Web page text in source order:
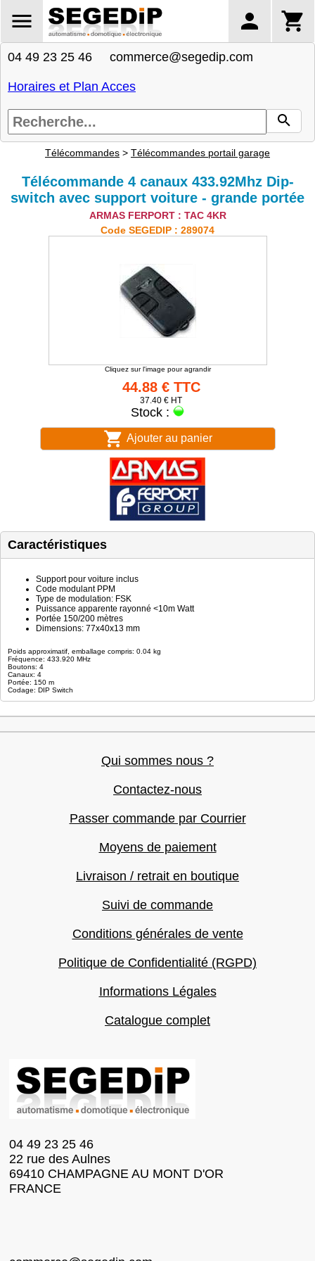
04 49 23 25 46 commerce@segedip.com
Horaires et Plan Acces
Télécommandes > Télécommandes portail garage
Télécommande 4 canaux 433.92Mhz Dip-
switch avec support voiture - grande portée
ARMAS FERPORT : TAC 4KR
Code SEGEDIP : 289074
Cliquez sur l'image pour agrandir
44.88 € TTC
37.40 € HT
Stock :
Ajouter au panier
Caractéristiques
Support pour voiture inclus
Code modulant PPM
Type de modulation: FSK
Puissance apparente rayonné <10m Watt
Portée 150/200 mètres
Dimensions: 77x40x13 mm
Poids approximatif, emballage compris: 0.04 kg
Fréquence: 433.920 MHz
Boutons: 4
Canaux: 4
Portée: 150 m
Codage: DIP Switch
Qui sommes nous ?
Contactez-nous
Passer commande par Courrier
Moyens de paiement
Livraison / retrait en boutique
Suivi de commande
Conditions générales de vente
Politique de Confidentialité (RGPD)
Informations Légales
Catalogue complet
04 49 23 25 46
22 rue des Aulnes
69410 CHAMPAGNE AU MONT D'OR
FRANCE